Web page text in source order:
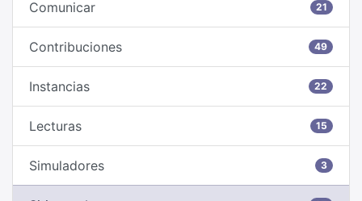
Comunicar 21
Contribuciones 49
Instancias 22
Lecturas 15
Simuladores 3